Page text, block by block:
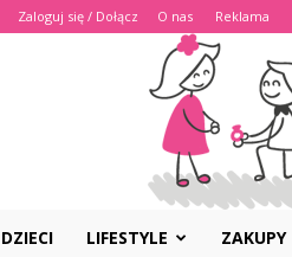
Zaloguj się / Dołącz O nas Reklama
DZIECI LIFESTYLE ZAKUPY